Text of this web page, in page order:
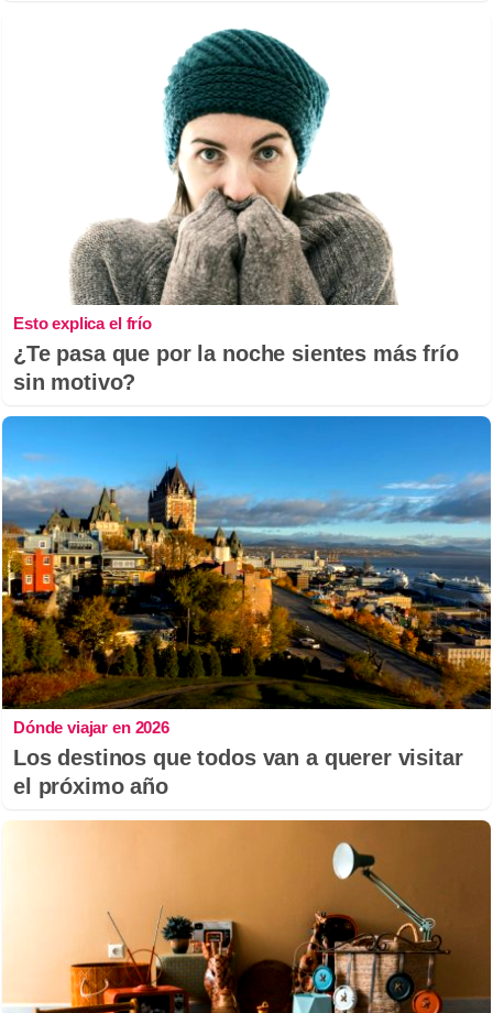
Esto explica el frío
¿Te pasa que por la noche sientes más frío
sin motivo?
Dónde viajar en 2026
Los destinos que todos van a querer visitar
el próximo año